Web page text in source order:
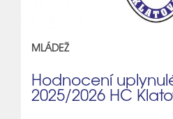
MLÁDEŽ
Hodnocení
2025/2026 HC